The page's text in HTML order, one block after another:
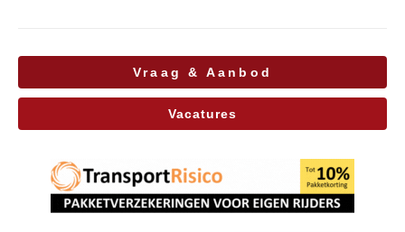
Vraag & Aanbod
Vacatures